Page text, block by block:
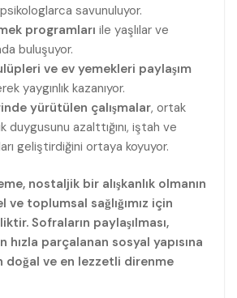
psikologlarca savunuluyor.
programları ile yaşlılar ve
buluşuyor.
ve ev yemekleri paylaşım
yaygınlık kazanıyor.
yürütülen çalışmalar, ortak
duygusunu azalttığını, iştah ve
geliştirdiğini ortaya koyuyor.
nostaljik bir alışkanlık olmanın
ve toplumsal sağlığımız için
Sofraların paylaşılması,
hızla parçalanan sosyal yapısına
doğal ve en lezzetli direnme